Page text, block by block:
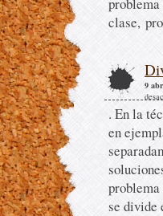
clase,
9
. En la
en
se divide